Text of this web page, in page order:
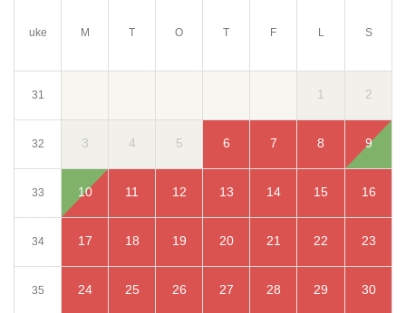
uke M T O T F L S
31 1 2
32 3 4 5 6 7 8 9
33 10 11 12 13 14 15 16
34 17 18 19 20 21 22 23
35 24 25 26 27 28 29 30